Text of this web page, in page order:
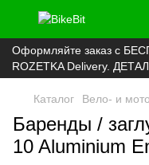
Оформляйте заказ с
ROZETKA Delivery.
Каталог Вело- и
Баренды /
10 Aluminium